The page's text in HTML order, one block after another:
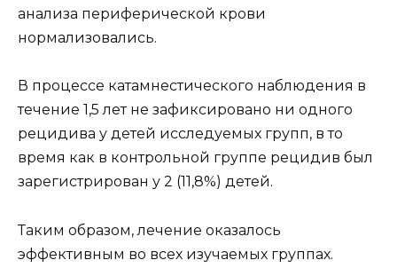
анализа периферической крови
нормализовались.
В процессе катамнестического наблюдения в
течение 1,5 лет не зафиксировано ни одного
рецидива у детей исследуемых групп, в то
время как в контрольной группе рецидив был
зарегистрирован у 2 (11,8%) детей.
Таким образом, лечение оказалось
эффективным во всех изучаемых группах.